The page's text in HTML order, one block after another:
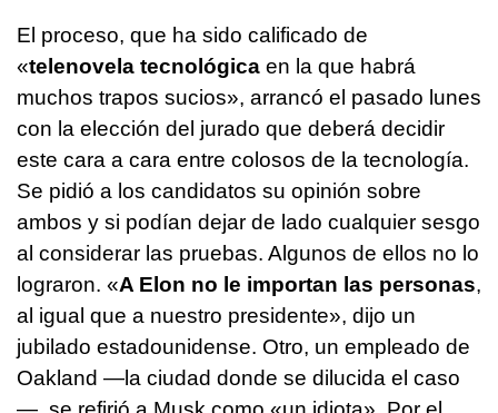
El proceso, que ha sido calificado de
«telenovela tecnológica en la que habrá
muchos trapos sucios», arrancó el pasado lunes
con la elección del jurado que deberá decidir
este cara a cara entre colosos de la tecnología.
Se pidió a los candidatos su opinión sobre
ambos y si podían dejar de lado cualquier sesgo
al considerar las pruebas. Algunos de ellos no lo
lograron. «A Elon no le importan las personas,
al igual que a nuestro presidente», dijo un
jubilado estadounidense. Otro, un empleado de
Oakland —la ciudad donde se dilucida el caso